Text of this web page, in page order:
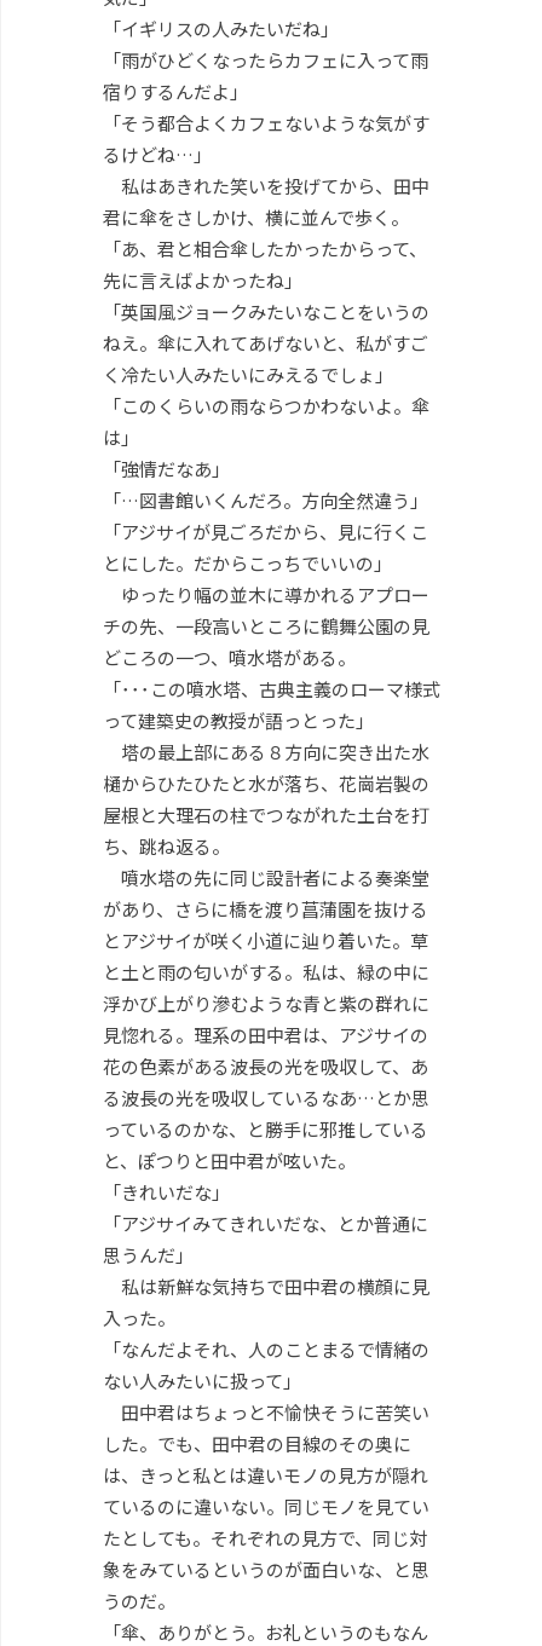
「イギリスの人みたいだね」
「雨がひどくなったらカフェに入って雨
宿りするんだよ」
「そう都合よくカフェないような気がす
るけどね…」
私はあきれた笑いを投げてから、田中
君に傘をさしかけ、横に並んで歩く。
「あ、君と相合傘したかったからって、
先に言えばよかったね」
「英国風ジョークみたいなことをいうの
ねえ。傘に入れてあげないと、私がすご
く冷たい人みたいにみえるでしょ」
「このくらいの雨ならつかわないよ。傘
は」
「強情だなあ」
「…図書館いくんだろ。方向全然違う」
「アジサイが見ごろだから、見に行くこ
とにした。だからこっちでいいの」
ゆったり幅の並木に導かれるアプロー
チの先、一段高いところに鶴舞公園の見
どころの一つ、噴水塔がある。
「･･･この噴水塔、古典主義のローマ様式
って建築史の教授が語っとった」
塔の最上部にある８方向に突き出た水
樋からひたひたと水が落ち、花崗岩製の
屋根と大理石の柱でつながれた土台を打
ち、跳ね返る。
噴水塔の先に同じ設計者による奏楽堂
があり、さらに橋を渡り菖蒲園を抜ける
とアジサイが咲く小道に辿り着いた。草
と土と雨の匂いがする。私は、緑の中に
浮かび上がり滲むような青と紫の群れに
見惚れる。理系の田中君は、アジサイの
花の色素がある波長の光を吸収して、あ
る波長の光を吸収しているなあ…とか思
っているのかな、と勝手に邪推している
と、ぽつりと田中君が呟いた。
「きれいだな」
「アジサイみてきれいだな、とか普通に
思うんだ」
私は新鮮な気持ちで田中君の横顔に見
入った。
「なんだよそれ、人のことまるで情緒の
ない人みたいに扱って」
田中君はちょっと不愉快そうに苦笑い
した。でも、田中君の目線のその奥に
は、きっと私とは違いモノの見方が隠れ
ているのに違いない。同じモノを見てい
たとしても。それぞれの見方で、同じ対
象をみているというのが面白いな、と思
うのだ。
「傘、ありがとう。お礼というのもなん